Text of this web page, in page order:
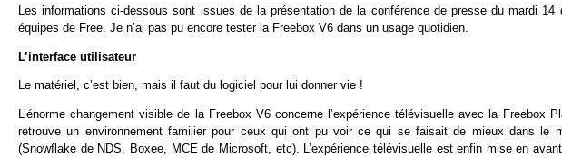
Les informations ci-dessous sont issues de la présentation de la conférence de presse du mardi
équipes de Free. Je n’ai pas pu encore tester la Freebox V6 dans un usage quotidien.
L’interface utilisateur
Le matériel, c’est bien, mais il faut du logiciel pour lui donner vie !
L’énorme changement visible de la Freebox V6 concerne l’expérience télévisuelle avec la Freebox
retrouve un environnement familier pour ceux qui ont pu voir ce qui se faisait de mieux dans le
(Snowflake de NDS, Boxee, MCE de Microsoft, etc). L’expérience télévisuelle est enfin mise en